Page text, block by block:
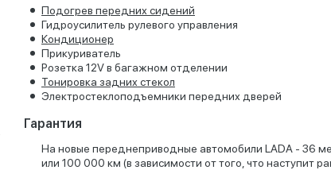
Подогрев передних сидений
Гидроусилитель рулевого управления
Кондиционер
Прикуриватель
Розетка 12V в багажном отделении
Тонировка задних стекол
Электростеклоподъемники передних дверей
Гарантия
На новые переднеприводные автомобили LADA - 36
или 100 000 км (в зависимости от того, что наступит